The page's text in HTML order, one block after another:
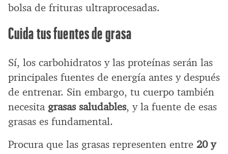
bolsa de frituras ultraprocesadas.
Cuida tus fuentes de grasa
Sí, los carbohidratos y las proteínas serán las
principales fuentes de energía antes y después
de entrenar. Sin embargo, tu cuerpo también
necesita grasas saludables, y la fuente de esas
grasas es fundamental.
Procura que las grasas representen entre 20 y